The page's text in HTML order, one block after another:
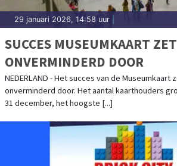
29 januari 2026, 14:58 uur
SUCCES MUSEUMKAART ZET
ONVERMINDERD DOOR
NEDERLAND - Het succes van de Museumkaart
onverminderd door. Het aantal kaarthouders
31 december, het hoogste [...]